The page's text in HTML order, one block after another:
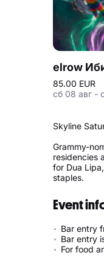
elrow
85.00 EUR
сб 08 авг -
Skyline
Grammy-
residencies
for Dua
staples.
Event
Bar entry
Bar entry
For food